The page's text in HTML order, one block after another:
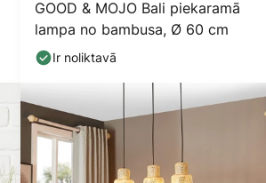
GOOD & MOJO Bali piekaramā
lampa no bambusa, Ø 60 cm
Ir noliktavā